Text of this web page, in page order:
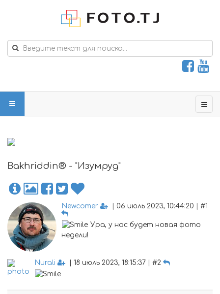
Bakhriddin® - "Изумруд"
Newcomer | 06 июль 2023, 10:44:20 | #1
Ура, у нас будет новая фото
недели!
Nurali | 18 июль 2023, 18:15:37 | #2